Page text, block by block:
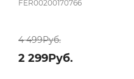
FER00200170766
4 499Руб.
2 299Руб.